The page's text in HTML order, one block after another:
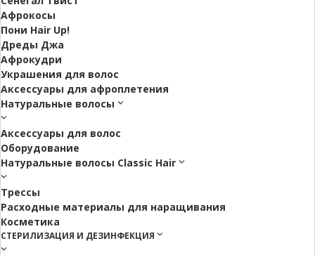
Афрокосы
Пони Hair Up!
Дреды Джа
Афрокудри
Украшения для волос
Аксессуары для афроплетения
Натуральные волосы
Аксессуары для волос
Оборудование
Натуральные волосы Classic Hair
Трессы
Расходные материалы для наращивания
Косметика
СТЕРИЛИЗАЦИЯ И ДЕЗИНФЕКЦИЯ